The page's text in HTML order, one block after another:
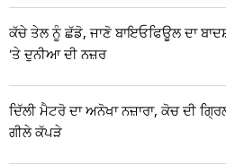
ਕੱਚੇ ਤੇਲ ਨੂੰ ਛੱਡੋ, ਜਾਣੋ ਬਾਇਓਫਿਊਲ ਦਾ
'ਤੇ ਦੁਨੀਆ ਦੀ ਨਜ਼ਰ
ਦਿੱਲੀ ਮੈਟਰੋ ਦਾ ਅਨੋਖਾ ਨਜ਼ਾਰਾ, ਕੋਚ ਦੀ
ਗੀਲੇ ਕੱਪੜੇ